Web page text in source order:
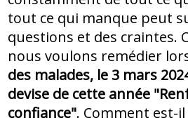
tout ce qui manque peut
questions et des craintes.
nous voulons remédier
des malades, le 3 mars
devise de cette année
confiance". Comment est-